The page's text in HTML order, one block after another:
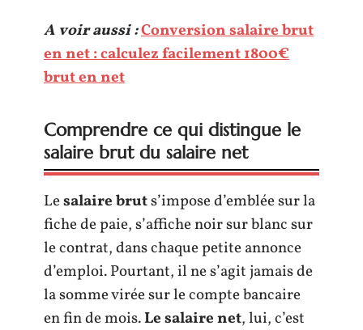
A voir aussi :Conversion salaire brut
en net : calculez facilement 1800€
brut en net
Comprendre ce qui distingue le
salaire brut du salaire net
Lesalaire bruts’impose d’emblée sur la
fiche de paie, s’affiche noir sur blanc sur
le contrat, dans chaque petite annonce
d’emploi. Pourtant, il ne s’agit jamais de
la somme virée sur le compte bancaire
en fin de mois.Le salaire net, lui, c’est